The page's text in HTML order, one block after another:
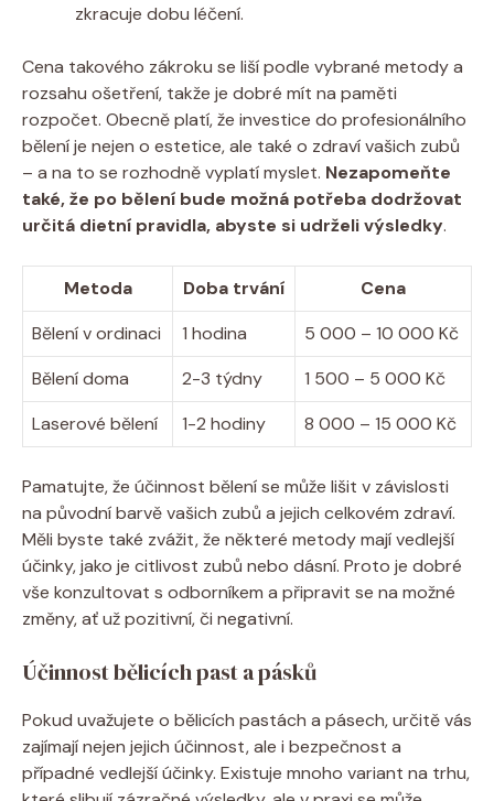
zkracuje dobu léčení.
Cena takového zákroku se liší podle vybrané metody a
rozsahu ošetření, takže je dobré mít na paměti
rozpočet. Obecně platí, že investice do profesionálního
bělení je nejen o estetice, ale také o zdraví vašich zubů
– a na to se rozhodně vyplatí myslet. Nezapomeňte
také, že po bělení bude možná potřeba dodržovat
určitá dietní pravidla, abyste si udrželi výsledky.
Metoda Doba trvání
Cena
Bělení v ordinaci
1 hodina
5 000 – 10 000 Kč
Bělení doma
2-3 týdny
1 500 – 5 000 Kč
Laserové bělení
1-2 hodiny 8 000 – 15 000 Kč
Pamatujte, že účinnost bělení se může lišit v závislosti
na původní barvě vašich zubů a jejich celkovém zdraví.
Měli byste také zvážit, že některé metody mají vedlejší
účinky, jako je citlivost zubů nebo dásní. Proto je dobré
vše konzultovat s odborníkem a připravit se na možné
změny, ať už pozitivní, či negativní.
Účinnost bělicích past a pásků
Pokud uvažujete o bělicích pastách a pásech, určitě vás
zajímají nejen jejich účinnost, ale i bezpečnost a
případné vedlejší účinky. Existuje mnoho variant na trhu,